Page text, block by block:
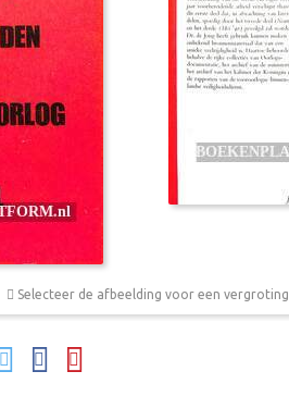
Selecteer de afbeelding voor een vergroting